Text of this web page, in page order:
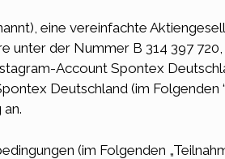
eine vereinfachte
der Nummer B 314 397 720,
Account Spontex
Deutschland (im Folgenden
(im Folgenden